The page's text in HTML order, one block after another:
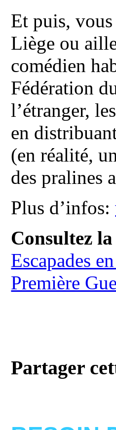
Et puis,
Liège ou
comédien
Fédération
l’étranger,
en
(en réalité,
des pralines
Plus d’infos:
Consultez
Escapades
Première
Partager